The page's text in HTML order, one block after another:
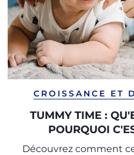
CROISSANCE ET
TUMMY TIME :
POURQUOI
Découvrez comment